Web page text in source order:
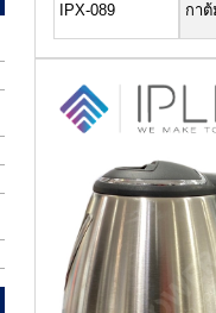
IPX-089 กา